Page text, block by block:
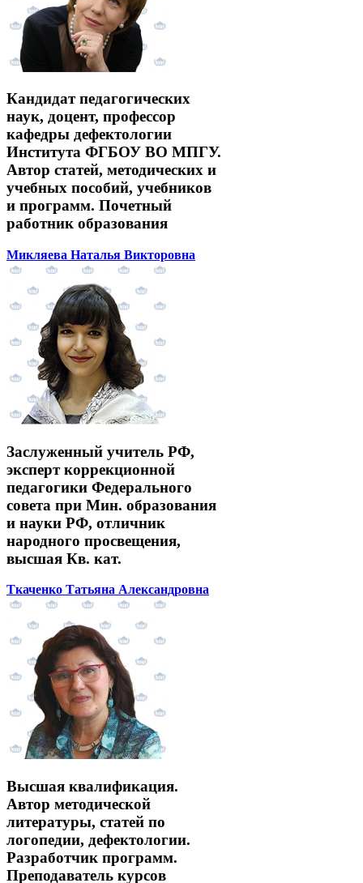
Кандидат педагогических
наук, доцент, профессор
кафедры дефектологии
Института ФГБОУ ВО МПГУ.
Автор статей, методических и
учебных пособий, учебников
и программ. Почетный
работник образования
Микляева Наталья Викторовна
Заслуженный учитель РФ,
эксперт коррекционной
педагогики Федерального
совета при Мин. образования
и науки РФ, отличник
народного просвещения,
высшая Кв. кат.
Ткаченко Татьяна Александровна
Высшая квалификация.
Автор методической
литературы, статей по
логопедии, дефектологии.
Разработчик программ.
Преподаватель курсов